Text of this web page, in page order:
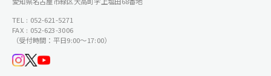
TEL : 052-621-5271
FAX : 052-623-3006
（受付時間：平日9:00〜17:00）